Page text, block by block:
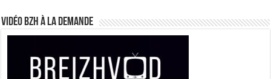
Vidéo BZH à la demande